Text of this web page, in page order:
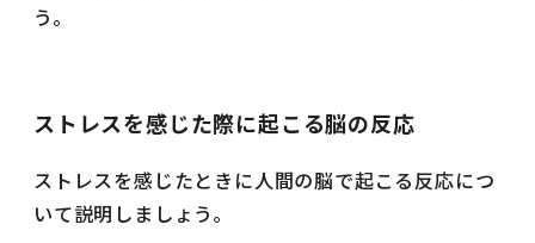
う。
ストレスを感じた際に起こる脳の反応
ストレスを感じたときに人間の脳で起こる反応につ
いて説明しましょう。